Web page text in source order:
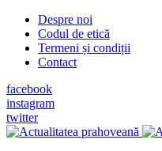
Despre noi
Codul de etică
Termeni și condiții
Contact
facebook
instagram
twitter